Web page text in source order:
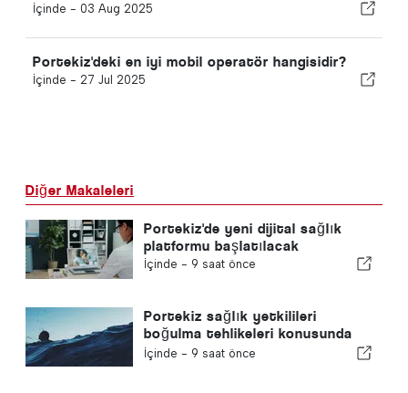
İçinde - 03 Aug 2025
Portekiz'deki en iyi mobil operatör hangisidir?
İçinde - 27 Jul 2025
Diğer Makaleleri
Portekiz'de yeni dijital sağlık
platformu başlatılacak
İçinde - 9 saat önce
Portekiz sağlık yetkilileri
boğulma tehlikeleri konusunda
uyardı
İçinde - 9 saat önce